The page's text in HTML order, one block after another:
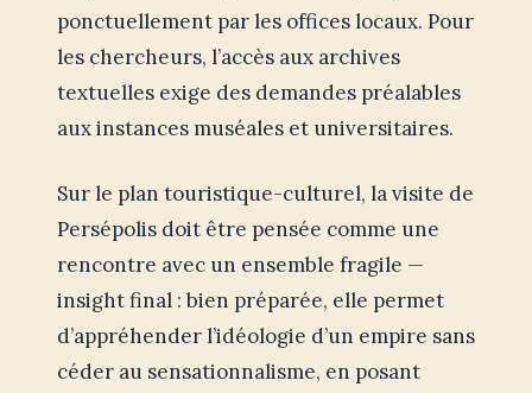
ponctuellement par les offices locaux. Pour
les chercheurs, l’accès aux archives
textuelles exige des demandes préalables
aux instances muséales et universitaires.
Sur le plan touristique-culturel, la visite de
Persépolis doit être pensée comme une
rencontre avec un ensemble fragile —
insight final : bien préparée, elle permet
d’appréhender l’idéologie d’un empire sans
céder au sensationnalisme, en posant